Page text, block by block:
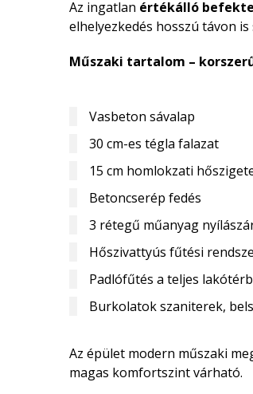
Az ingatlan értékálló
elhelyezkedés hosszú távon
Műszaki tartalom –
Vasbeton sávalap
30 cm-es tégla falazat
15 cm homlokzati
Betoncserép fedés
3 rétegű műanyag
Hőszivattyús fűtési
Padlófűtés a teljes
Burkolatok szaniterek,
Az épület modern műszaki
magas komfortszint várható.